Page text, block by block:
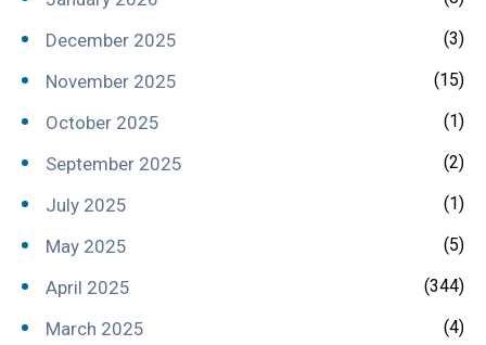
December 2025 (3)
November 2025 (15)
October 2025 (1)
September 2025 (2)
July 2025 (1)
May 2025 (5)
April 2025 (344)
March 2025 (4)